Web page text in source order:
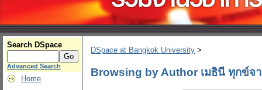
Search DSpace
Advanced Search
Home
DSpace at Bangkok University >
Browsing by Author เมธินี ทุกข์จ